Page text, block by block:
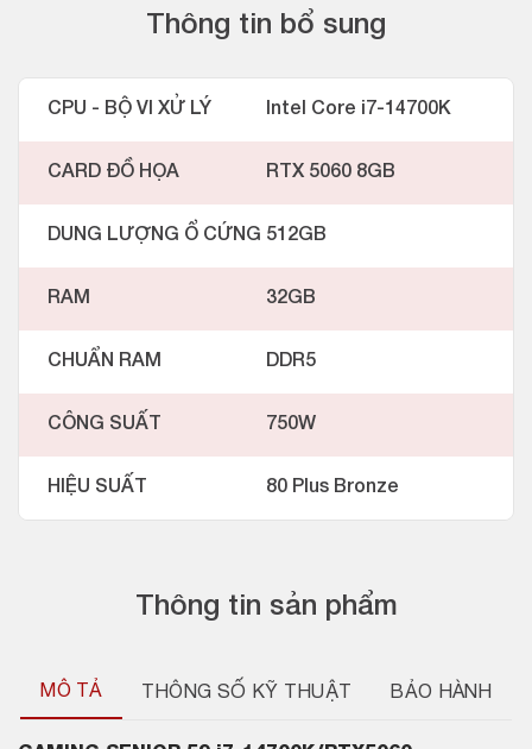
Thông tin sản phẩm
MÔ TẢ THÔNG SỐ KỸ THUẬT BẢO HÀNH
Thông tin bổ sung
CPU - BỘ VI XỬ LÝ Intel Core i7-14700K
CARD ĐỒ HỌA RTX 5060 8GB
DUNG LƯỢNG Ổ CỨNG 512GB
RAM 32GB
CHUẨN RAM DDR5
CÔNG SUẤT 750W
HIỆU SUẤT 80 Plus Bronze